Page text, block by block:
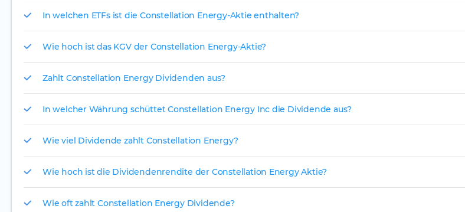
In welchen ETFs ist die Constellation Energy-Aktie enthalten?
Wie hoch ist das KGV der Constellation Energy-Aktie?
Zahlt Constellation Energy Dividenden aus?
In welcher Währung schüttet Constellation Energy Inc die Dividende aus?
Wie viel Dividende zahlt Constellation Energy?
Wie hoch ist die Dividendenrendite der Constellation Energy Aktie?
Wie oft zahlt Constellation Energy Dividende?